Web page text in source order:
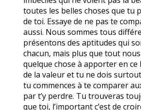
toutes les belles choses que tu
de toi. Essaye de ne pas te
aussi. Nous sommes tous
présentons des aptitudes qui
chacun, mais plus que tout
quelque chose à apporter en ce
de la valeur et tu ne dois
tu commences à te comparer
par t’y perdre. Tu trouveras
que toi, l’important c’est de